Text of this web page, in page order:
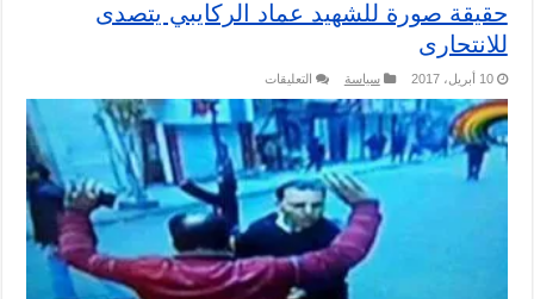
حقيقة صورة للشهيد عماد الركايبي يتصدى
للانتحارى
10 أبريل، 2017 سياسة التعليقات
صورة
للشهيد
عماد
الركايبي
يتصدى
للانتحارى
مغلقة